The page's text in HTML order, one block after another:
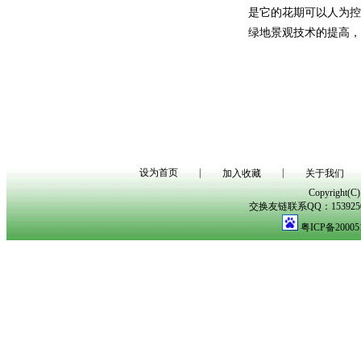
是它的花期可以人为
绿地景观技术的提高
设为首页 加入收藏
关于我们
交换友链联系QQ：
粤ICP备